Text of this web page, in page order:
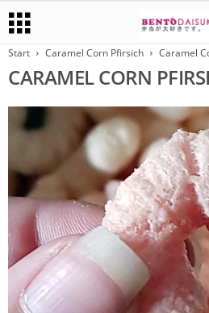
Start Caramel Corn Pfirsich Caramel
CARAMEL CORN